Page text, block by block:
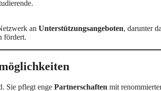
an Unterstützungsangeboten, darunter
fördert.
Sie pflegt enge Partnerschaften mit